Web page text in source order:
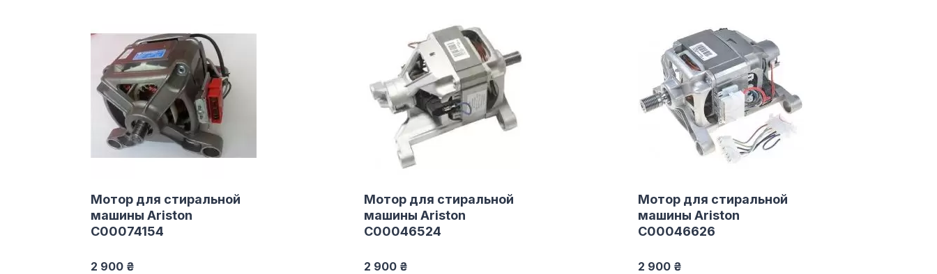
Мотор для стиральной
машины Ariston
C00074154
2 900 ₴
Мотор для стиральной
машины Ariston
С00046524
2 900 ₴
Мотор для стиральной
машины Ariston
C00046626
2 900 ₴